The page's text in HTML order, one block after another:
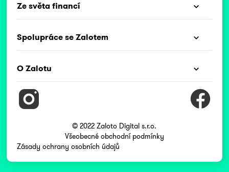
Ze světa financí
Spolupráce se Zalotem
O Zalotu
© 2022 Zaloto Digital s.r.o.
Všeobecné obchodní podmínky
Zásady ochrany osobních údajů